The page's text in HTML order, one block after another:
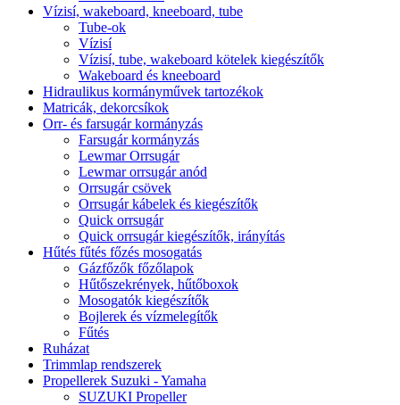
Vízisí, wakeboard, kneeboard, tube
Tube-ok
Vízisí
Vízisí, tube, wakeboard kötelek kiegészítők
Wakeboard és kneeboard
Hidraulikus kormányművek tartozékok
Matricák, dekorcsíkok
Orr- és farsugár kormányzás
Farsugár kormányzás
Lewmar Orrsugár
Lewmar orrsugár anód
Orrsugár csövek
Orrsugár kábelek és kiegészítők
Quick orrsugár
Quick orrsugár kiegészítők, irányítás
Hűtés fűtés főzés mosogatás
Gázfőzők főzőlapok
Hűtőszekrények, hűtőboxok
Mosogatók kiegészítők
Bojlerek és vízmelegítők
Fűtés
Ruházat
Trimmlap rendszerek
Propellerek Suzuki - Yamaha
SUZUKI Propeller